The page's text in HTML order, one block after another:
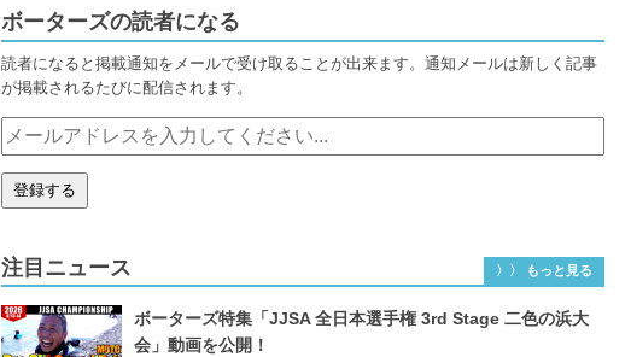
ボーターズの読者になる
読者になると掲載通知をメールで受け取ることが出来ます。通知メールは新しく記事
が掲載されるたびに配信されます。
注目ニュース 〉〉 もっと見る
ボーターズ特集「JJSA 全日本選手権 3rd Stage 二色の浜大
会」動画を公開！